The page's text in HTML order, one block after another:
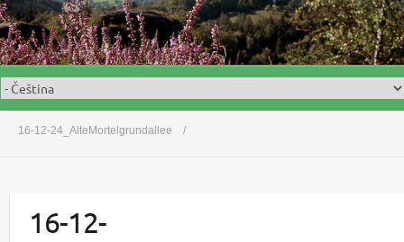
o
n
t
e
n
16-12-24_AlteMortelgrundallee
16-12-